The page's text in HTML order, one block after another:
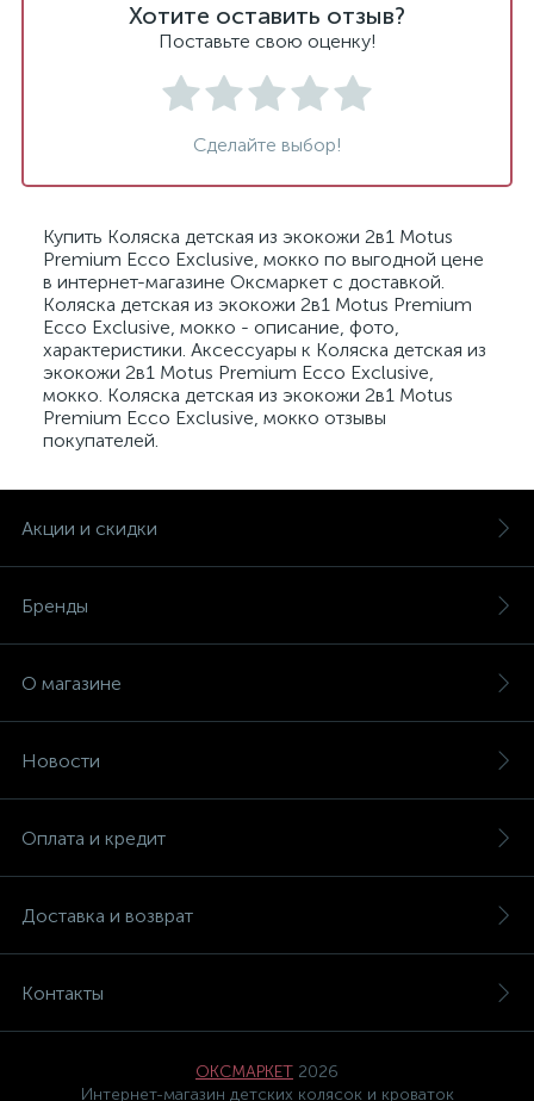
Хотите оставить отзыв?
Поставьте свою оценку!
Сделайте выбор!
Купить Коляска детская из экокожи 2в1 Motus
Premium Ecco Exclusive, мокко по выгодной цене
в интернет-магазине Оксмаркет с доставкой.
Коляска детская из экокожи 2в1 Motus Premium
Ecco Exclusive, мокко - описание, фото,
характеристики. Аксессуары к Коляска детская из
экокожи 2в1 Motus Premium Ecco Exclusive,
мокко. Коляска детская из экокожи 2в1 Motus
Premium Ecco Exclusive, мокко отзывы
покупателей.
Акции и скидки
Бренды
О магазине
Новости
Оплата и кредит
Доставка и возврат
Контакты
ОКСМАРКЕТ 2026
Интернет-магазин детских колясок и кроваток